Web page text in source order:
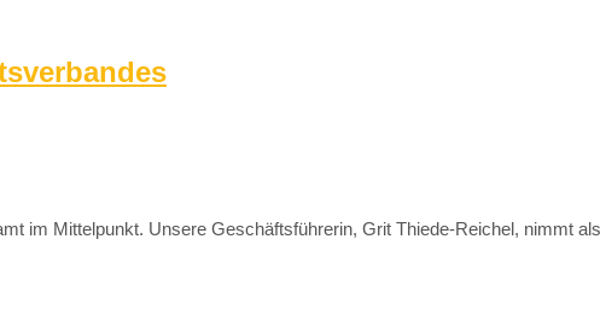
im Mittelpunkt. Unsere Geschäftsführerin, Grit Thiede-Reichel, nimmt